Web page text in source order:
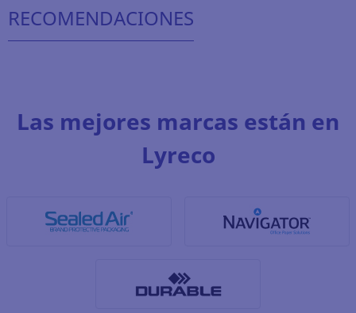
RECOMENDACIONES
Las mejores marcas están en
Lyreco